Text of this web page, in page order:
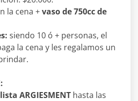
la cena +vaso de 750cc de
siendo 10 ó + personas, el
la cena y les regalamos un
ARGIESMENT hasta las